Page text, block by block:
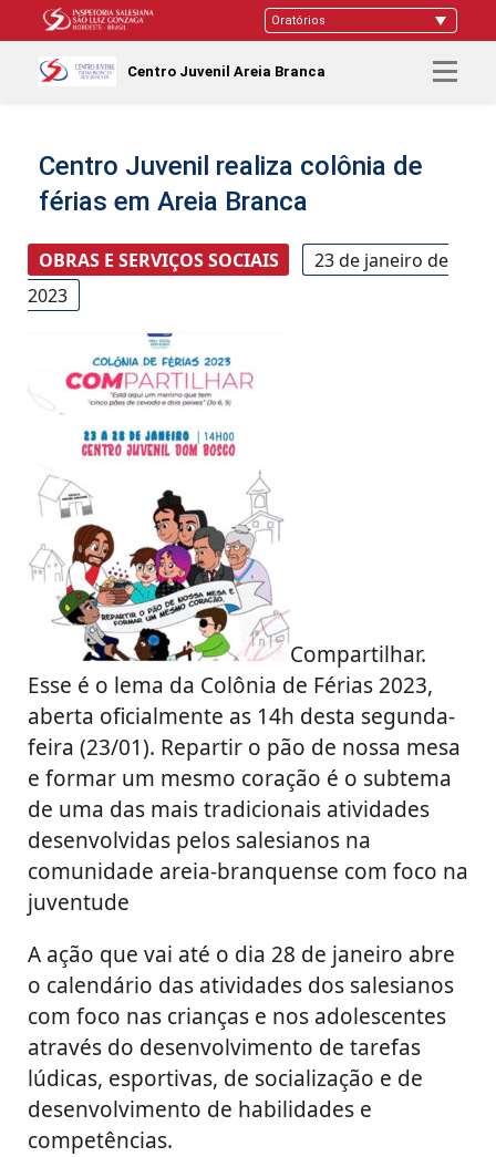
Centro Juvenil Areia Branca
Centro Juvenil realiza colônia de
férias em Areia Branca
OBRAS E SERVIÇOS SOCIAIS
23 de janeiro de
2023
Compartilhar.
Esse é o lema da Colônia de Férias 2023,
aberta oficialmente as 14h desta segunda-
feira (23/01). Repartir o pão de nossa mesa
e formar um mesmo coração é o subtema
de uma das mais tradicionais atividades
desenvolvidas pelos salesianos na
comunidade areia-branquense com foco na
juventude
A ação que vai até o dia 28 de janeiro abre
o calendário das atividades dos salesianos
com foco nas crianças e nos adolescentes
através do desenvolvimento de tarefas
lúdicas, esportivas, de socialização e de
desenvolvimento de habilidades e
competências.